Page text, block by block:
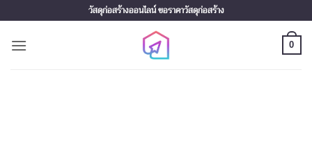
to
content
วัสดุก่อสร้างออนไลน์ ขอราคาวัสดุก่อสร้าง
0